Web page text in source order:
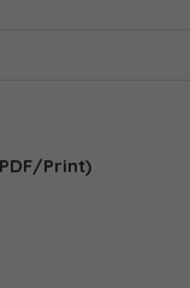
Print)